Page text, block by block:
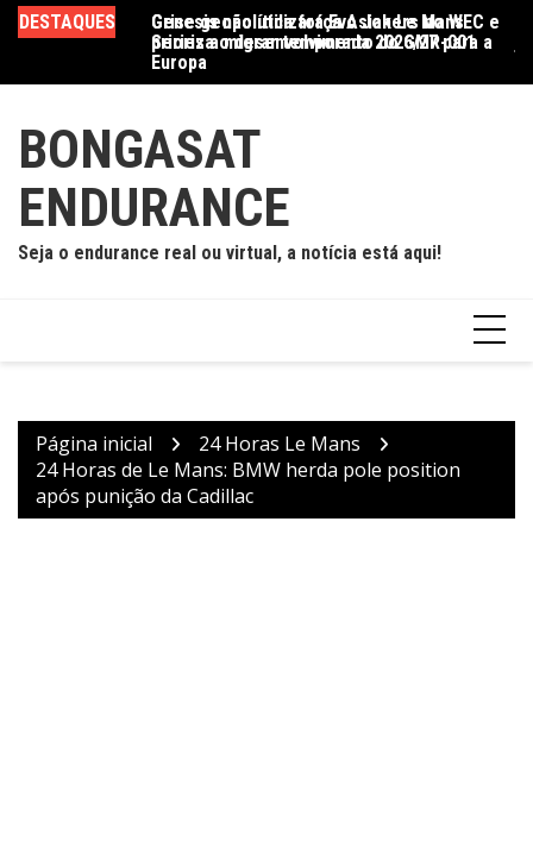
para
conteúdo
DESTAQUES
Genesis não utilizará Evo Jokers no WEC e
prioriza o desenvolvimento do GMR-001
Crise geopolítica força Asian Le Mans
Series a migrar temporada 2026/27 para a
Europa
BONGASAT
ENDURANCE
Seja o endurance real ou virtual, a notícia está aqui!
Página inicial
24 Horas Le Mans
24 Horas de Le Mans: BMW herda pole position
após punição da Cadillac